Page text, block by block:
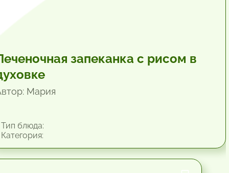
запеканка с рисом в
Мария
блюда: